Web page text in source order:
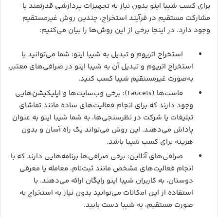
برای کسب شیبا اینو بدون نیاز به تجهیزات پردازشی قدرتمند یا
مشارکت مستقیم در فرآیند استخراج، چندین روش غیرمستقیم
وجود دارد. در اینجا برخی از این روش‌ها را بیان می‌کنیم:
استخراج اتریوم و تبدیل به شیبا اینو: شما می‌توانید با
استخراج اتریوم و تبدیل آن به شیبا اینو در صرافی‌های معتبر،
به‌صورت غیرمستقیم شیبا کسب کنید.
فاست‌ها (Faucets): برخی وب‌سایت‌ها و اپلیکیشن‌هایی
وجود دارند که برای انجام فعالیت‌های ساده مانند تماشای
تبلیغات یا شرکت در نظرسنجی‌ها، به شما شیبا اینو به عنوان
پاداش می‌دهند. این روش می‌تواند یک راه آسان و بدون
هزینه برای کسب شیبا باشد.
صرافی‌های آنلاین: برخی صرافی‌ها برنامه‌هایی دارند که با
انجام فعالیت‌های مشخص مانند ثبت‌نام، معامله یا معرفی
دوستان، به کاربران شیبا اینو رایگان ارائه می‌دهند. با
استفاده از این امکانات می‌توانید بدون نیاز به استخراج به
صورت مستقیم، به شیبا دست یابید.